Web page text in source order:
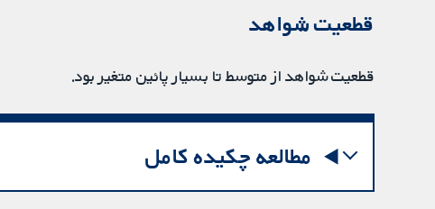
قطعیت شواهد
قطعیت شواهد از متوسط تا بسیار پائین متغیر بود.
مطالعه چکیده کامل